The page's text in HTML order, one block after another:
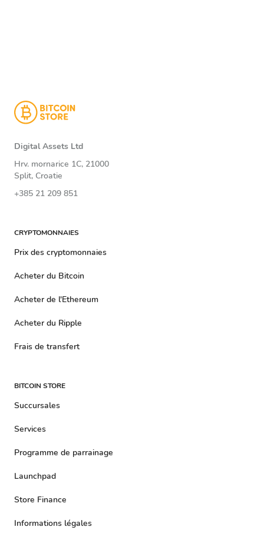
Digital Assets Ltd
Hrv. mornarice 1C, 21000
Split, Croatie
+385 21 209 851
CRYPTOMONNAIES
Prix ​​​​des cryptomonnaies
Acheter du Bitcoin
Acheter de l'Ethereum
Acheter du Ripple
Frais de transfert
BITCOIN STORE
Succursales
Services
Programme de parrainage
Launchpad
Store Finance
Informations légales